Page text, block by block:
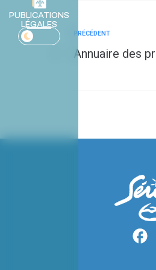
PUBLICATIONS
LÉGALES
PRÉCÉDENT
Annuaire des